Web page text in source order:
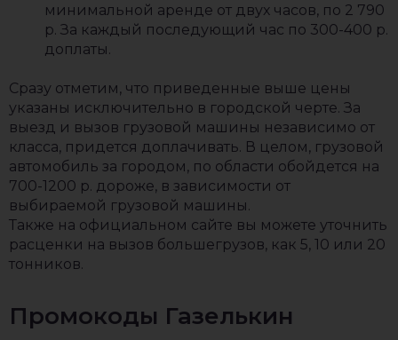
минимальной аренде от двух часов, по 2 790
р. За каждый последующий час по 300-400 р.
доплаты.
Сразу отметим, что приведенные выше цены
указаны исключительно в городской черте. За
выезд и вызов грузовой машины независимо от
класса, придется доплачивать. В целом, грузовой
автомобиль за городом, по области обойдется на
700-1200 р. дороже, в зависимости от
выбираемой грузовой машины.
Также на официальном сайте вы можете уточнить
расценки на вызов большегрузов, как 5, 10 или 20
тонников.
Промокоды Газелькин